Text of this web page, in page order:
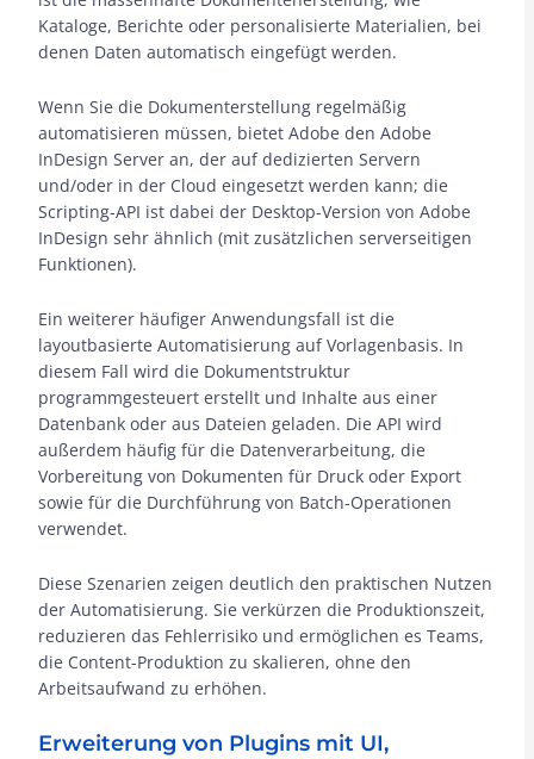
Kataloge, Berichte oder personalisierte Materialien, bei
denen Daten automatisch eingefügt werden.
Wenn Sie die Dokumenterstellung regelmäßig
automatisieren müssen, bietet Adobe den Adobe
InDesign Server an, der auf dedizierten Servern
und/oder in der Cloud eingesetzt werden kann; die
Scripting-API ist dabei der Desktop-Version von Adobe
InDesign sehr ähnlich (mit zusätzlichen serverseitigen
Funktionen).
Ein weiterer häufiger Anwendungsfall ist die
layoutbasierte Automatisierung auf Vorlagenbasis. In
diesem Fall wird die Dokumentstruktur
programmgesteuert erstellt und Inhalte aus einer
Datenbank oder aus Dateien geladen. Die API wird
außerdem häufig für die Datenverarbeitung, die
Vorbereitung von Dokumenten für Druck oder Export
sowie für die Durchführung von Batch-Operationen
verwendet.
Diese Szenarien zeigen deutlich den praktischen Nutzen
der Automatisierung. Sie verkürzen die Produktionszeit,
reduzieren das Fehlerrisiko und ermöglichen es Teams,
die Content-Produktion zu skalieren, ohne den
Arbeitsaufwand zu erhöhen.
Erweiterung von Plugins mit UI,